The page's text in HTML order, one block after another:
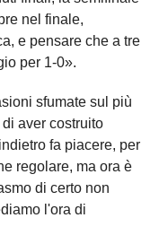
nel finale,
e pensare che a tre
per 1-0».
sfumate sul più
aver costruito
fa piacere, per
regolare, ma ora è
di certo non
l'ora di